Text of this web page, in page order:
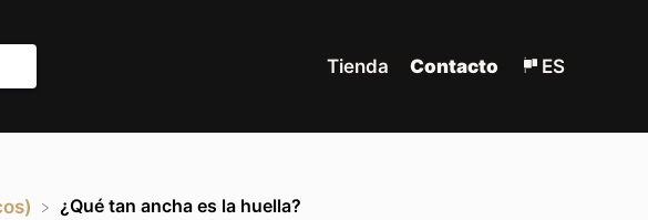
Tienda Contacto ES
¿Qué tan ancha es la huella?